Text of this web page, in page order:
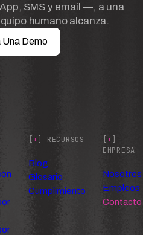
SMS y email —, a una
humano alcanza.
Demo
[+] RECURSOS
Blog
Glosario
Cumplimiento
[+]
EMPRESA
Nosotros
Empleos
Contacto